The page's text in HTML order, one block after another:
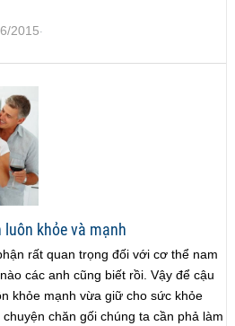
2015·
khỏe và mạnh
rất quan trọng đối với cơ thể nam
các anh cũng biết rồi. Vậy để cậu
khỏe mạnh vừa giữ cho sức khỏe
chăn gối chúng ta cần phả làm